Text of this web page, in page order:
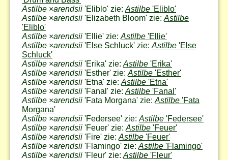
Astilbe ×arendsii 'Eliblo' zie: Astilbe 'Eliblo'
Astilbe ×arendsii 'Elizabeth Bloom' zie: Astilbe
'Eliblo'
Astilbe ×arendsii 'Ellie' zie: Astilbe 'Ellie'
Astilbe ×arendsii 'Else Schluck' zie: Astilbe 'Else
Schluck'
Astilbe ×arendsii 'Erika' zie: Astilbe 'Erika'
Astilbe ×arendsii 'Esther' zie: Astilbe 'Esther'
Astilbe ×arendsii 'Etna' zie: Astilbe 'Etna'
Astilbe ×arendsii 'Fanal' zie: Astilbe 'Fanal'
Astilbe ×arendsii 'Fata Morgana' zie: Astilbe 'Fata
Morgana'
Astilbe ×arendsii 'Federsee' zie: Astilbe 'Federsee'
Astilbe ×arendsii 'Feuer' zie: Astilbe 'Feuer'
Astilbe ×arendsii 'Fire' zie: Astilbe 'Feuer'
Astilbe ×arendsii 'Flamingo' zie: Astilbe 'Flamingo'
Astilbe ×arendsii 'Fleur' zie: Astilbe 'Fleur'